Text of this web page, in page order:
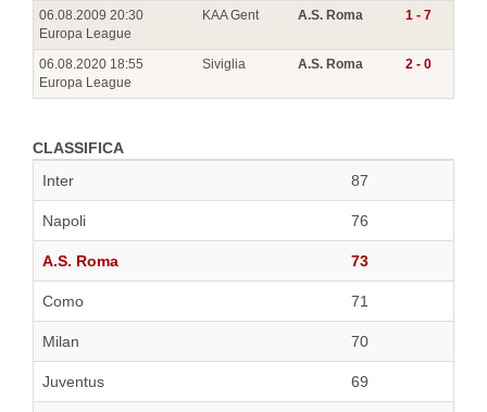
06.08.2009 20:30
Europa League
KAA Gent A.S. Roma 1 - 7
06.08.2020 18:55
Europa League
Siviglia A.S. Roma 2 - 0
CLASSIFICA
Inter
87
Napoli 76
A.S. Roma 73
Como 71
Milan 70
Juventus 69